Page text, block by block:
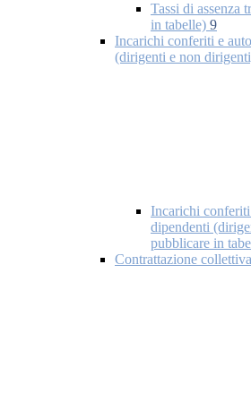
Tassi di assenza
in tabelle) 9
Incarichi conferiti e
(dirigenti e non
Incarichi
dipendenti
pubblicare in
Contrattazione collettiva